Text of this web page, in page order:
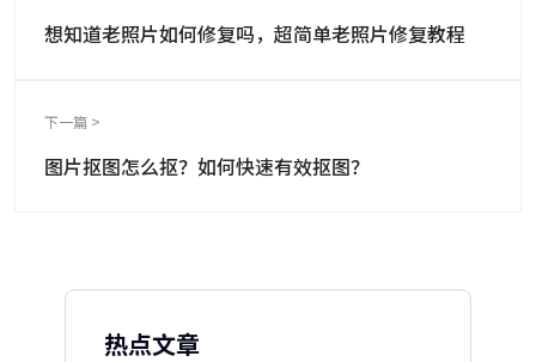
想知道老照片如何修复吗，超简单老照片修复教程
下一篇 >
图片抠图怎么抠？如何快速有效抠图？
热点文章